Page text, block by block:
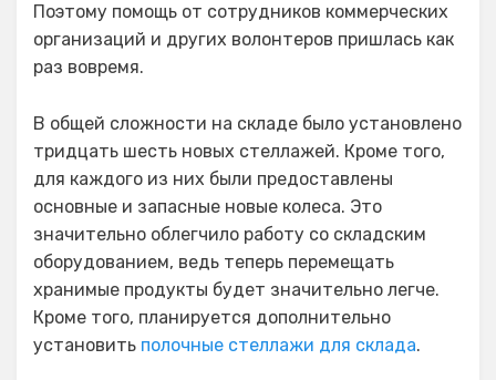
Поэтому помощь от сотрудников коммерческих
организаций и других волонтеров пришлась как
раз вовремя.
В общей сложности на складе было установлено
тридцать шесть новых стеллажей. Кроме того,
для каждого из них были предоставлены
основные и запасные новые колеса. Это
значительно облегчило работу со складским
оборудованием, ведь теперь перемещать
хранимые продукты будет значительно легче.
Кроме того, планируется дополнительно
установить полочные стеллажи для склада.